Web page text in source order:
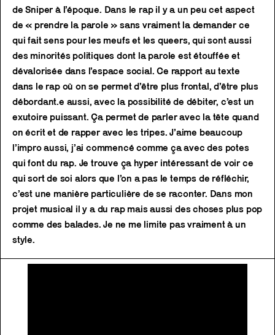
de Sniper à l’époque. Dans le rap il y a un peu cet aspect
de « prendre la parole » sans vraiment la demander ce
qui fait sens pour les meufs et les queers, qui sont aussi
des minorités politiques dont la parole est étouffée et
dévalorisée dans l’espace social. Ce rapport au texte
dans le rap où on se permet d’être plus frontal, d’être plus
débordant.e aussi, avec la possibilité de débiter, c’est un
exutoire puissant. Ça permet de parler avec la tête quand
on écrit et de rapper avec les tripes. J’aime beaucoup
l’impro aussi, j’ai commencé comme ça avec des potes
qui font du rap. Je trouve ça hyper intéressant de voir ce
qui sort de soi alors que l’on a pas le temps de réfléchir,
c’est une manière particulière de se raconter. Dans mon
projet musical il y a du rap mais aussi des choses plus pop
comme des balades. Je ne me limite pas vraiment à un
style.